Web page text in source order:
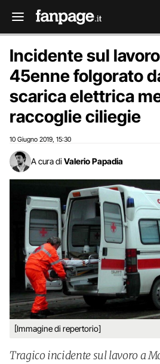
Incidente sul
45enne folgorato
scarica elettrica
raccoglie ciliegie
10 Giugno 2019 15:30
A cura di Valerio Papadia
[Immagine di repertorio]
Tragico incidente sul lavoro a